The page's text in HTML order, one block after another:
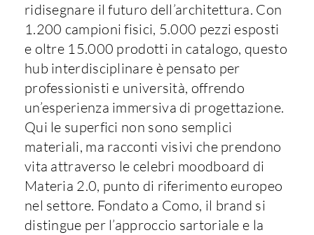
ridisegnare il futuro dell’architettura. Con
1.200 campioni fisici, 5.000 pezzi esposti
e oltre 15.000 prodotti in catalogo, questo
hub interdisciplinare è pensato per
professionisti e università, offrendo
un’esperienza immersiva di progettazione.
Qui le superfici non sono semplici
materiali, ma racconti visivi che prendono
vita attraverso le celebri moodboard di
Materia 2.0, punto di riferimento europeo
nel settore. Fondato a Como, il brand si
distingue per l’approccio sartoriale e la